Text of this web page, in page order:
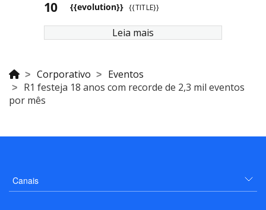
{{evolution}} {{TITLE}}
Leia mais
Corporativo
Eventos
R1 festeja 18 anos com recorde de 2,3 mil eventos
por mês
Canais